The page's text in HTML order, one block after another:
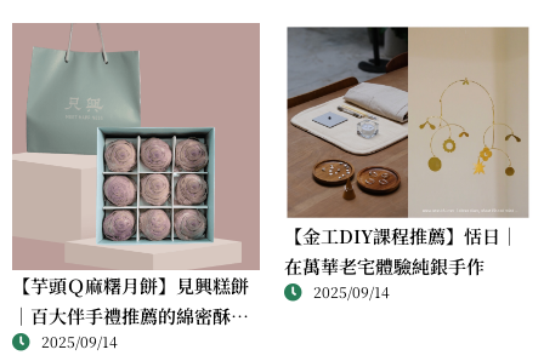
【芋頭Ｑ麻糬月餅】見興糕餅
｜百大伴手禮推薦的綿密酥香
新體驗2025/09/14
【金工DIY課程推薦】恬日｜
在萬華老宅體驗純銀手作
2025/09/14